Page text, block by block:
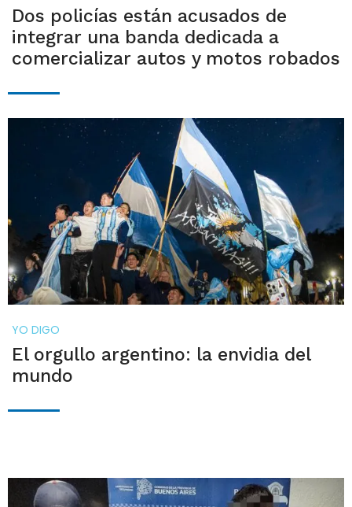
Dos policías están acusados de
integrar una banda dedicada a
comercializar autos y motos robados
YO DIGO
El orgullo argentino: la envidia del
mundo